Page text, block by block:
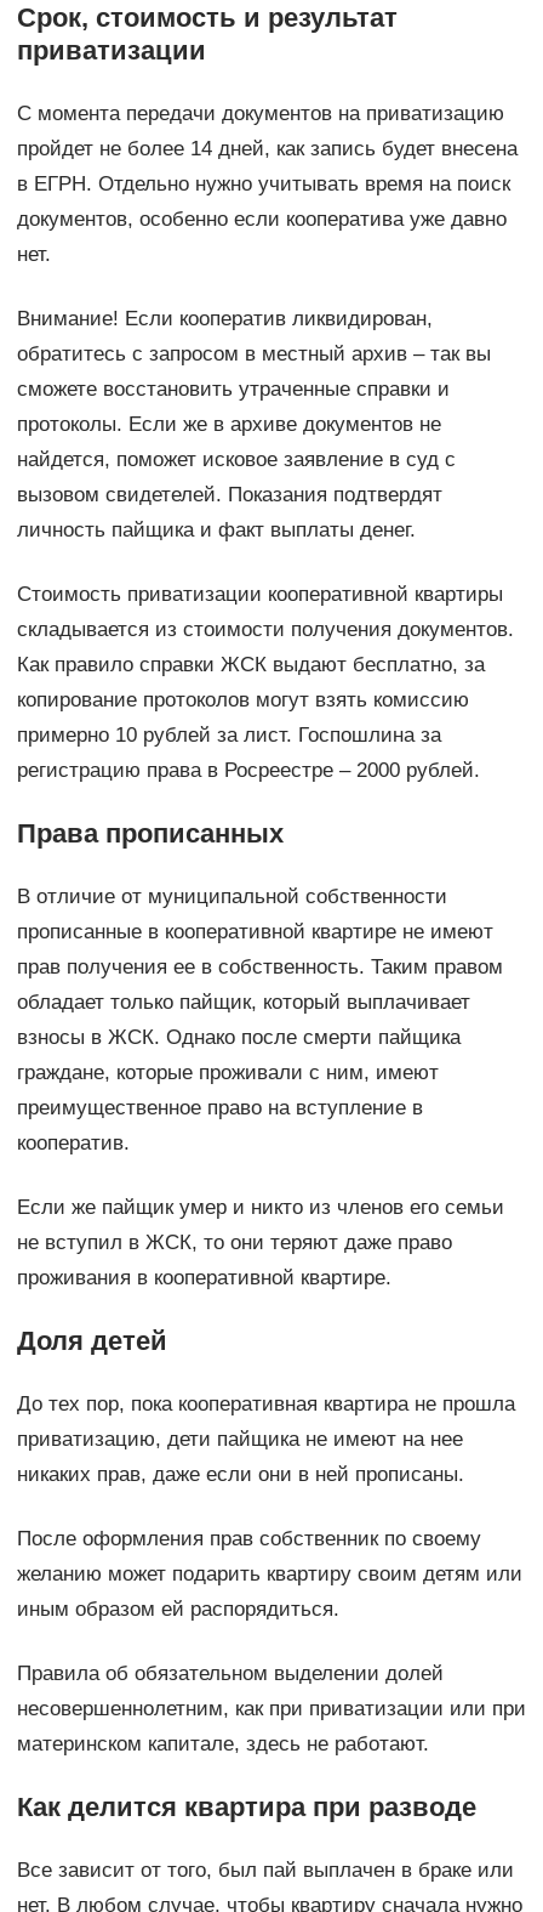
Срок, стоимость и результат
приватизации
С момента передачи документов на приватизацию
пройдет не более 14 дней, как запись будет внесена
в ЕГРН. Отдельно нужно учитывать время на поиск
документов, особенно если кооператива уже давно
нет.
Внимание! Если кооператив ликвидирован,
обратитесь с запросом в местный архив – так вы
сможете восстановить утраченные справки и
протоколы. Если же в архиве документов не
найдется, поможет исковое заявление в суд с
вызовом свидетелей. Показания подтвердят
личность пайщика и факт выплаты денег.
Стоимость приватизации кооперативной квартиры
складывается из стоимости получения документов.
Как правило справки ЖСК выдают бесплатно, за
копирование протоколов могут взять комиссию
примерно 10 рублей за лист. Госпошлина за
регистрацию права в Росреестре – 2000 рублей.
Права прописанных
В отличие от муниципальной собственности
прописанные в кооперативной квартире не имеют
прав получения ее в собственность. Таким правом
обладает только пайщик, который выплачивает
взносы в ЖСК. Однако после смерти пайщика
граждане, которые проживали с ним, имеют
преимущественное право на вступление в
кооператив.
Если же пайщик умер и никто из членов его семьи
не вступил в ЖСК, то они теряют даже право
проживания в кооперативной квартире.
Доля детей
До тех пор, пока кооперативная квартира не прошла
приватизацию, дети пайщика не имеют на нее
никаких прав, даже если они в ней прописаны.
После оформления прав собственник по своему
желанию может подарить квартиру своим детям или
иным образом ей распорядиться.
Правила об обязательном выделении долей
несовершеннолетним, как при приватизации или при
материнском капитале, здесь не работают.
Как делится квартира при разводе
Все зависит от того, был пай выплачен в браке или
нет. В любом случае, чтобы квартиру сначала нужно